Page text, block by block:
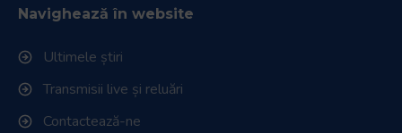
Navighează în website
Ultimele știri
Transmisii live și reluări
Contactează-ne